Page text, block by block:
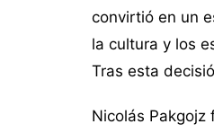
convirtió en un
la cultura y los
Tras esta
Nicolás Pakgojz